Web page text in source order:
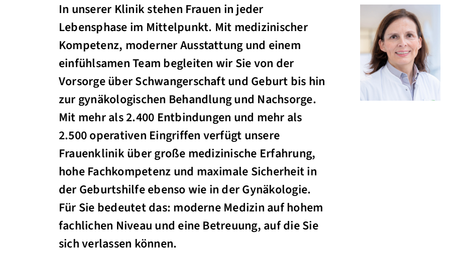
In unserer Klinik stehen Frauen in jeder
Lebensphase im Mittelpunkt. Mit medizinischer
Kompetenz, moderner Ausstattung und einem
einfühlsamen Team begleiten wir Sie von der
Vorsorge über Schwangerschaft und Geburt bis hin
zur gynäkologischen Behandlung und Nachsorge.
Mit mehr als 2.400 Entbindungen und mehr als
2.500 operativen Eingriffen verfügt unsere
Frauenklinik über große medizinische Erfahrung,
hohe Fachkompetenz und maximale Sicherheit in
der Geburtshilfe ebenso wie in der Gynäkologie.
Für Sie bedeutet das: moderne Medizin auf hohem
fachlichen Niveau und eine Betreuung, auf die Sie
sich verlassen können.